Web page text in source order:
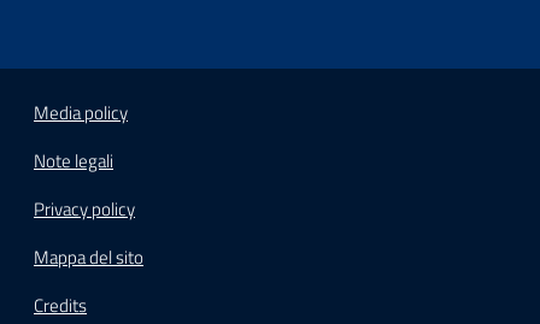
Media policy
Note legali
Privacy policy
Mappa del sito
Credits